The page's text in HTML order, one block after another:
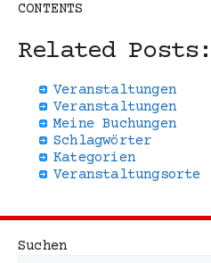
CONTENTS
Related Posts:
Veranstaltungen
Veranstaltungen
Meine Buchungen
Schlagwörter
Kategorien
Veranstaltungsorte
Suchen